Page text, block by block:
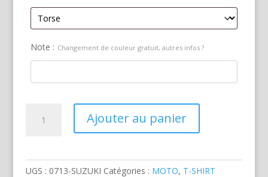
Note : Changement de couleur gratuit, autres infos ?
Ajouter au panier
UGS : 0713-SUZUKI Catégories : MOTO, T-SHIRT